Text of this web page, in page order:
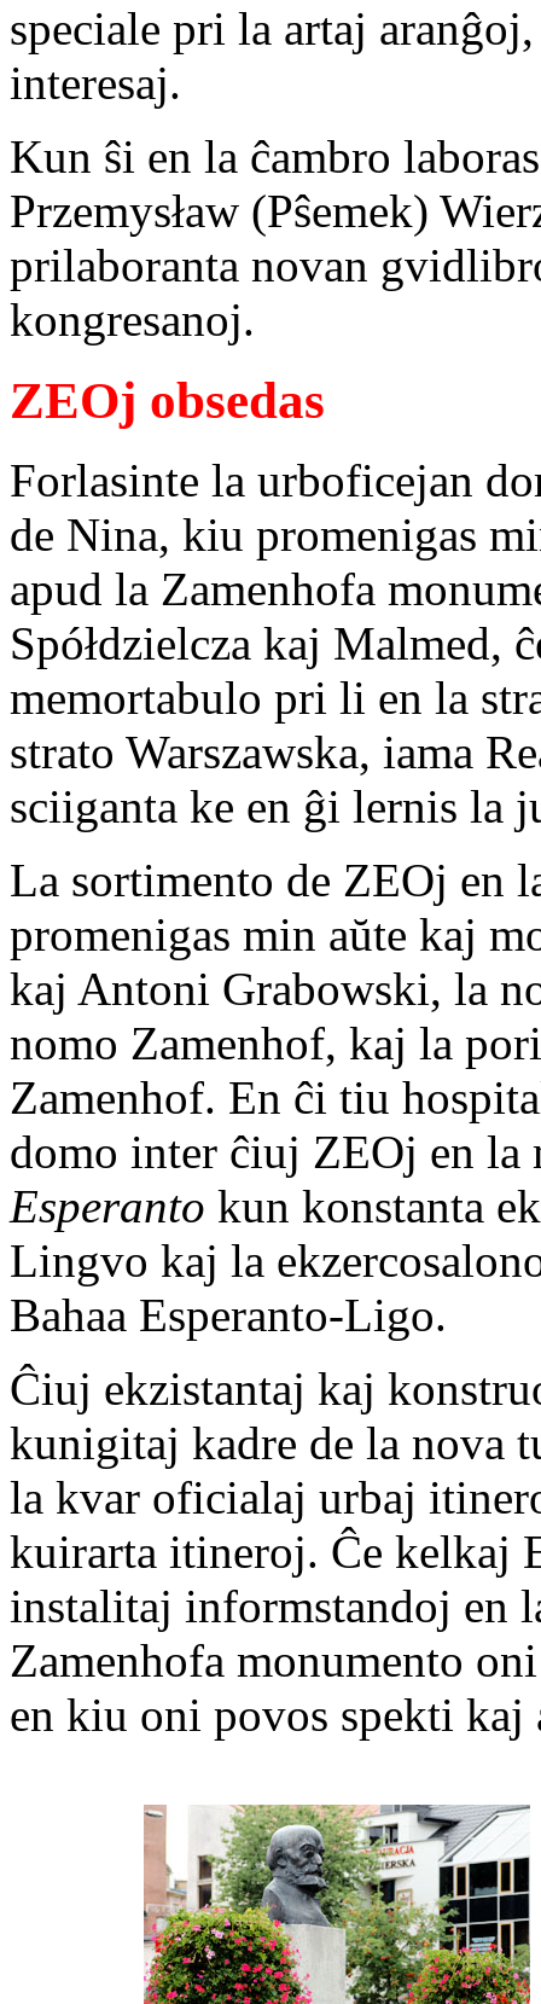
speciale pri la artaj
interesaj.
Kun ŝi en la ĉambro
Przemysław (Pŝemek)
prilaboranta novan
kongresanoj.
ZEOj obsedas
Forlasinte la urboficejan
de Nina, kiu promenigas
apud la Zamenhofa
Spółdzielcza kaj Malmed,
memortabulo pri li en la
strato Warszawska, iama
sciiganta ke en ĝi lernis la
La sortimento de ZEOj en
promenigas min aŭte kaj
kaj Antoni Grabowski, la
nomo Zamenhof, kaj la
Zamenhof. En ĉi tiu
domo inter ĉiuj ZEOj en la
Esperanto kun konstanta
Lingvo kaj la
Bahaa Esperanto-Ligo.
Ĉiuj ekzistantaj kaj
kunigitaj kadre de la nova
la kvar oficialaj urbaj
kuirarta itineroj. Ĉe kelkaj
instalitaj informstandoj en
Zamenhofa monumento
en kiu oni povos spekti